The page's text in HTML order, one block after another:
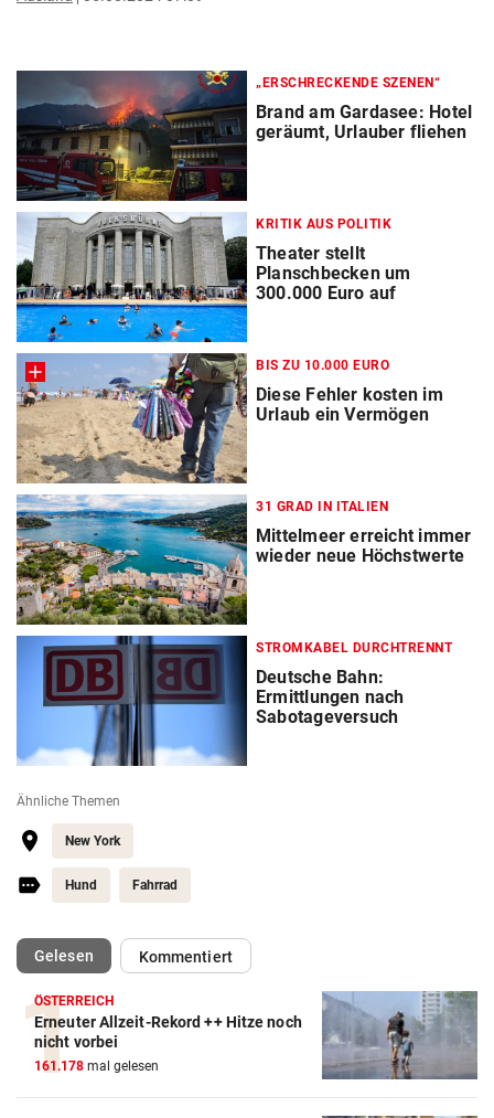
„ERSCHRECKENDE SZENEN“
Brand am Gardasee: Hotel
geräumt, Urlauber fliehen
KRITIK AUS POLITIK
Theater stellt
Planschbecken um
300.000 Euro auf
BIS ZU 10.000 EURO
Diese Fehler kosten im
Urlaub ein Vermögen
31 GRAD IN ITALIEN
Mittelmeer erreicht immer
wieder neue Höchstwerte
STROMKABEL DURCHTRENNT
Deutsche Bahn:
Ermittlungen nach
Sabotageversuch
Ähnliche Themen
New York
Hund Fahrrad
Gelesen(ausgewählt)Kommentiert
ÖSTERREICH
Erneuter Allzeit-Rekord ++ Hitze noch
nicht vorbei
161.178 mal gelesen